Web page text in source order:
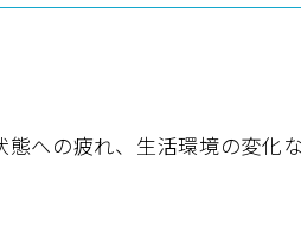
への疲れ、生活環境の変化